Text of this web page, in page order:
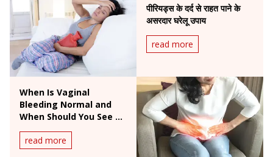
पीरियड्स के दर्द से राहत पाने के
असरदार घरेलू उपाय
read more
When Is Vaginal
Bleeding Normal and
When Should You See a
Doctor?
read more